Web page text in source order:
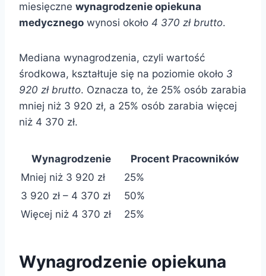
miesięczne wynagrodzenie opiekuna
medycznego wynosi około 4 370 zł brutto.
Mediana wynagrodzenia, czyli wartość
środkowa, kształtuje się na poziomie około 3
920 zł brutto. Oznacza to, że 25% osób zarabia
mniej niż 3 920 zł, a 25% osób zarabia więcej
niż 4 370 zł.
Wynagrodzenie
Procent Pracowników
Mniej niż 3 920 zł
25%
3 920 zł – 4 370 zł
50%
Więcej niż 4 370 zł
25%
Wynagrodzenie opiekuna